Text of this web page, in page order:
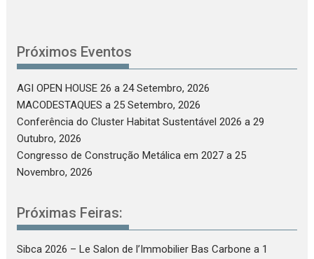
Próximos Eventos
AGI OPEN HOUSE 26 a 24 Setembro, 2026
MACODESTAQUES a 25 Setembro, 2026
Conferência do Cluster Habitat Sustentável 2026 a 29
Outubro, 2026
Congresso de Construção Metálica em 2027 a 25
Novembro, 2026
Próximas Feiras:
Sibca 2026 – Le Salon de l’Immobilier Bas Carbone a 1